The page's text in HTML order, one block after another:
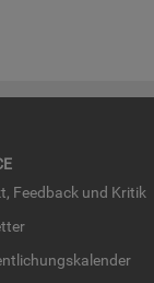
Feed­back und Kri­tik